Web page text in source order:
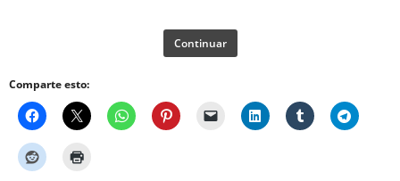
Continuar
Comparte esto: